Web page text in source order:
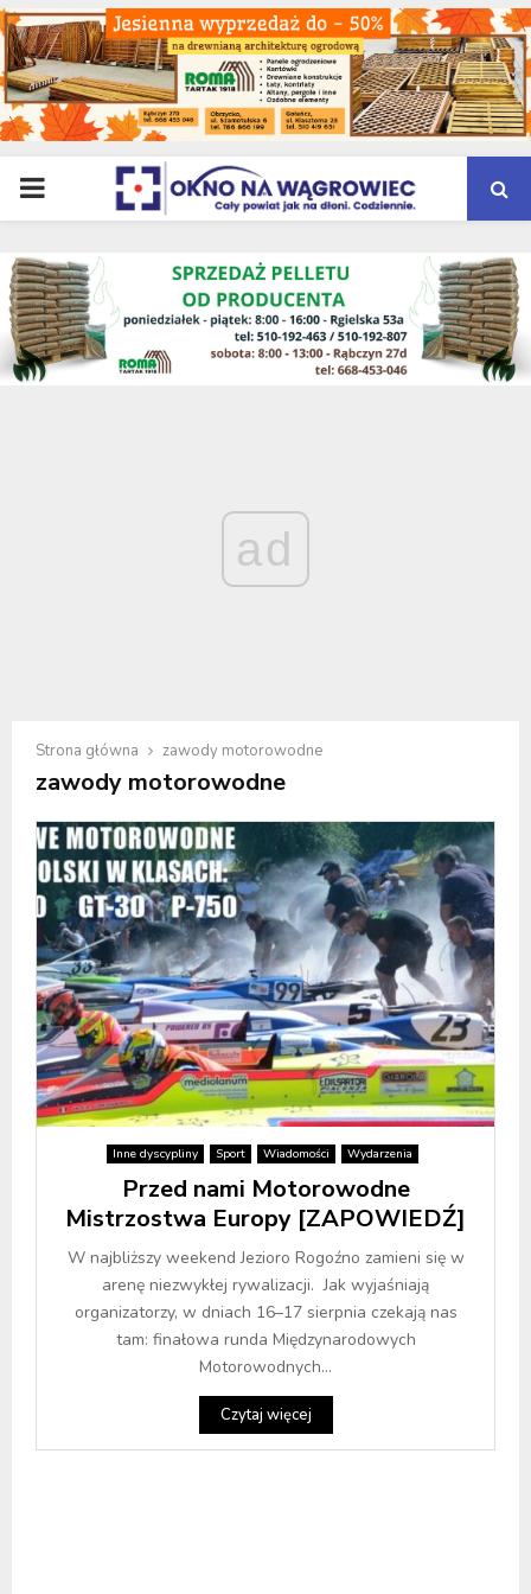
PRIMARY
MENU
ad
Strona główna zawody motorowodne
zawody motorowodne
Inne dyscypliny Sport Wiadomości Wydarzenia
Przed nami Motorowodne
Mistrzostwa Europy [ZAPOWIEDŹ]
W najbliższy weekend Jezioro Rogoźno zamieni się w
arenę niezwykłej rywalizacji. Jak wyjaśniają
organizatorzy, w dniach 16–17 sierpnia czekają nas
tam: finałowa runda Międzynarodowych
Motorowodnych...
Czytaj więcej